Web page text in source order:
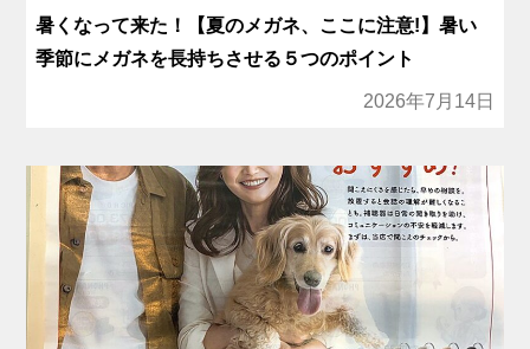
暑くなって来た！【夏のメガネ、ここに注意!】暑い
季節にメガネを長持ちさせる５つのポイント
2026年7月14日